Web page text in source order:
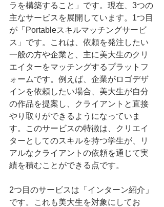
ラを構築すること」です。現在、3つの
主なサービスを展開しています。1つ目
が「Portableスキルマッチングサービ
ス」です。これは、依頼を発注したい
一般の方や企業と、主に美大生のクリ
エイターをマッチングするプラットフ
ォームです。例えば、企業がロゴデザ
インを依頼したい場合、美大生が自分
の作品を提案し、クライアントと直接
やり取りができるようになっていま
す。このサービスの特徴は、クリエイ
ターとしてのスキルを持つ学生が、リ
アルなクライアントの依頼を通じて実
績を積むことができる点です。
2つ目のサービスは「インターン紹介」
です。これも美大生を対象にしてお